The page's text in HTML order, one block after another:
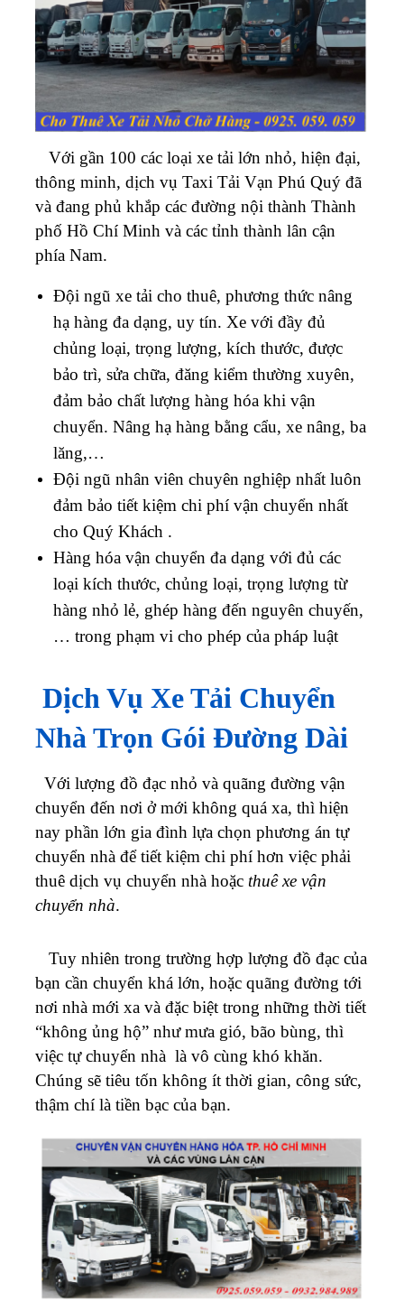
Với gần 100 các loại xe tải lớn nhỏ, hiện đại,
thông minh, dịch vụ Taxi Tải Vạn Phú Quý đã
và đang phủ khắp các đường nội thành Thành
phố Hồ Chí Minh và các tỉnh thành lân cận
phía Nam.
Đội ngũ xe tải cho thuê, phương thức nâng
hạ hàng đa dạng, uy tín. Xe với đầy đủ
chủng loại, trọng lượng, kích thước, được
bảo trì, sửa chữa, đăng kiểm thường xuyên,
đảm bảo chất lượng hàng hóa khi vận
chuyển. Nâng hạ hàng bằng cẩu, xe nâng, ba
lăng,…
Đội ngũ nhân viên chuyên nghiệp nhất luôn
đảm bảo tiết kiệm chi phí vận chuyển nhất
cho Quý Khách .
Hàng hóa vận chuyển đa dạng với đủ các
loại kích thước, chủng loại, trọng lượng từ
hàng nhỏ lẻ, ghép hàng đến nguyên chuyến,
… trong phạm vi cho phép của pháp luật
Dịch Vụ Xe Tải Chuyển
Nhà Trọn Gói Đường Dài
Với lượng đồ đạc nhỏ và quãng đường vận
chuyển đến nơi ở mới không quá xa, thì hiện
nay phần lớn gia đình lựa chọn phương án tự
chuyển nhà để tiết kiệm chi phí hơn việc phải
thuê dịch vụ chuyển nhà hoặc thuê xe vận
chuyển nhà.
Tuy nhiên trong trường hợp lượng đồ đạc của
bạn cần chuyển khá lớn, hoặc quãng đường tới
nơi nhà mới xa và đặc biệt trong những thời tiết
“không ủng hộ” như mưa gió, bão bùng, thì
việc tự chuyển nhà là vô cùng khó khăn.
Chúng sẽ tiêu tốn không ít thời gian, công sức,
thậm chí là tiền bạc của bạn.